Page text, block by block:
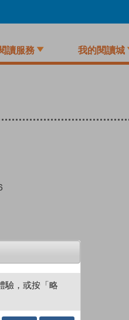
讀服務 我的閱讀城
驗，或按「略